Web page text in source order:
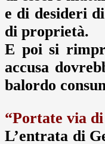
e di desideri
di proprietà.
E poi si
accusa
balordo
“Portate via
L’entrata di